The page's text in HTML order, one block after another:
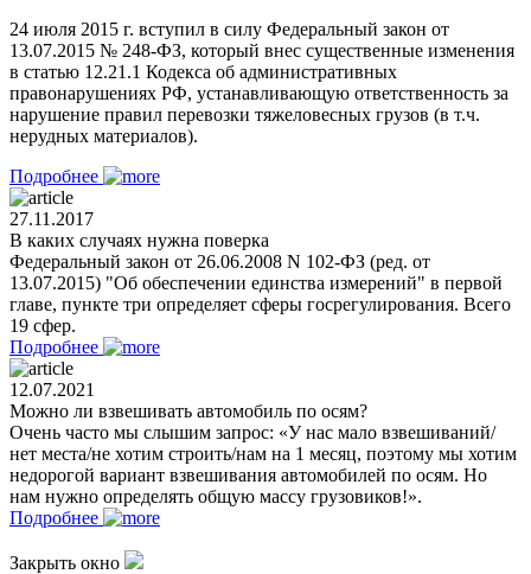
24 июля 2015 г. вступил в силу Федеральный закон от
13.07.2015 № 248-ФЗ, который внес существенные изменения
в статью 12.21.1 Кодекса об административных
правонарушениях РФ, устанавливающую ответственность за
нарушение правил перевозки тяжеловесных грузов (в т.ч.
нерудных материалов).
Подробнее
27.11.2017
В каких случаях нужна поверка
Федеральный закон от 26.06.2008 N 102-ФЗ (ред. от
13.07.2015) "Об обеспечении единства измерений" в первой
главе, пункте три определяет сферы госрегулирования. Всего
19 сфер.
Подробнее
12.07.2021
Можно ли взвешивать автомобиль по осям?
Очень часто мы слышим запрос: «У нас мало взвешиваний/
нет места/не хотим строить/нам на 1 месяц, поэтому мы хотим
недорогой вариант взвешивания автомобилей по осям. Но
нам нужно определять общую массу грузовиков!».
Подробнее
Закрыть окно